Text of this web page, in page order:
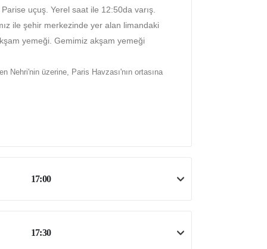
uçuş. Yerel saat ile 12:50da varış.
ile şehir merkezinde yer alan limandaki
yemeği. Gemimiz akşam yemeği
Nehri'nin üzerine, Paris Havzası'nın ortasına
17:00
17:30